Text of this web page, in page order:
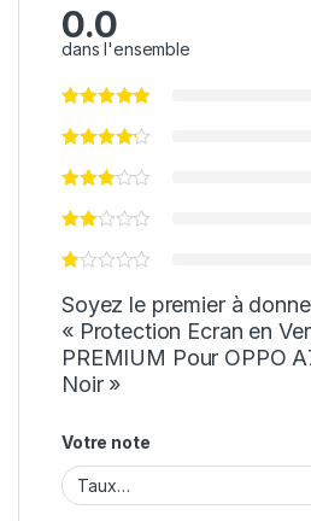
0.0
dans l'ensemble
Soyez le premier à
« Protection Ecran en
PREMIUM Pour OPPO
Noir »
Votre note